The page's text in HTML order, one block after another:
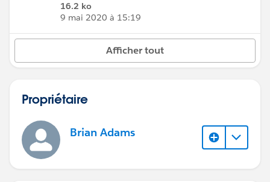
16.2 ko
9 mai 2020 à 15:19
Afficher tout
Propriétaire
Brian Adams